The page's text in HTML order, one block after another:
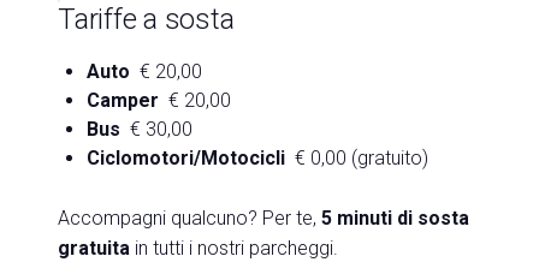
Tariffe a sosta
Auto € 20,00
Camper € 20,00
Bus € 30,00
Ciclomotori/Motocicli € 0,00 (gratuito)
Accompagni qualcuno? Per te, 5 minuti di sosta
gratuita in tutti i nostri parcheggi.